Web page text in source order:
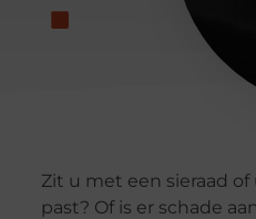
Zit u met een sieraad
past? Of is er schade